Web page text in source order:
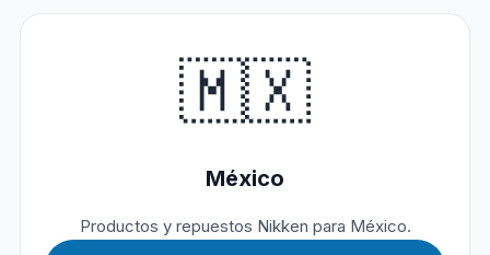
🇲🇽
México
Productos y repuestos Nikken para México.